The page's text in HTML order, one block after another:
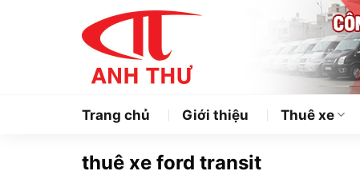
Trang chủ Giới thiệu Thuê xe
thuê xe ford transit